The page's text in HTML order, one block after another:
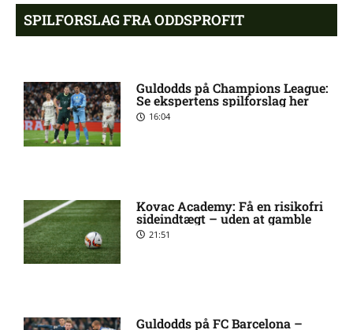
skade hos Bodø/Glimt
Bodo/Glimt: Optakt,
forventede opstillinger,
skader og karantæner
[2026/08/08]
skader og karantæner
[2026/08/08]
SPILFORSLAG FRA ODDSPROFIT
Guldodds på Champions League:
Se ekspertens spilforslag her
16:04
Kovac Academy: Få en risikofri
sideindtægt – uden at gamble
21:51
Guldodds på FC Barcelona –